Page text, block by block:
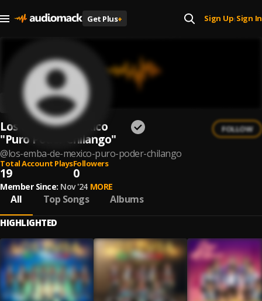
Get Plus+ Sign Up| Sign In
Los Emba de México
"Puro Poder Chilango"
@los-emba-de-mexico-puro-poder-chilango
FOLLOW
Total Account Plays
19
Followers
0
Member Since: Nov '24 MORE
All Top Songs Albums
HIGHLIGHTED